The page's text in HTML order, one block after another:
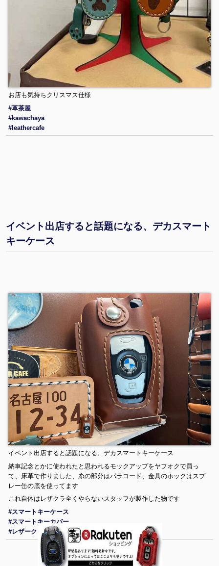
お店も気持ちクリスマス仕様
#革茶屋
#kawachaya
#leathercafe
イベント出店すると話題になる、デカスマート
キーケース
イベント出店すると話題になる、デカスマートキーケース
納車記念とかに使われたと思われるモックアップをヤフオクで買っ
て、床革で作りました、糸の部分はパラコード、金具のホックはスプ
レー缶の底を使ってます
これ自体はレザクラ全くやらないスタッフが製作した物です
#スマートキーケース
#スマートキーカバー
#レザークラフト